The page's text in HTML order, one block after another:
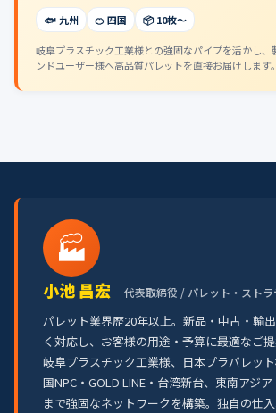
🐟 九州 🍊 四国 📦 10枚〜
岐阜プラスチック工業様との強固なパイプを活かし、
ンドユーザー様へ高品質パレットを直接お届けします。
🏭
小池 昌宏 代表取締役 / パレット・ストラ
パレット業界歴20年以上。新品・中古・輸
く対応し、お客様の用途・予算に最適なご提
岐阜プラスチック工業様、日本プラパレッ
国NPC・GOLD LINE・台湾新台、東南アジ
まで強固なネットワークを構築。独自の仕